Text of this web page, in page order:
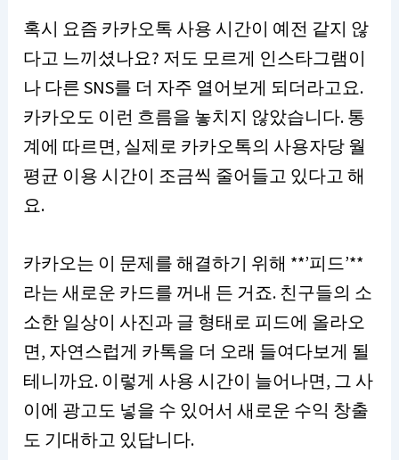
혹시 요즘 카카오톡 사용 시간이 예전 같지 않
다고 느끼셨나요? 저도 모르게 인스타그램이
나 다른 SNS를 더 자주 열어보게 되더라고요.
카카오도 이런 흐름을 놓치지 않았습니다. 통
계에 따르면, 실제로 카카오톡의 사용자당 월
평균 이용 시간이 조금씩 줄어들고 있다고 해
요.
카카오는 이 문제를 해결하기 위해 **’피드’**
라는 새로운 카드를 꺼내 든 거죠. 친구들의 소
소한 일상이 사진과 글 형태로 피드에 올라오
면, 자연스럽게 카톡을 더 오래 들여다보게 될
테니까요. 이렇게 사용 시간이 늘어나면, 그 사
이에 광고도 넣을 수 있어서 새로운 수익 창출
도 기대하고 있답니다.